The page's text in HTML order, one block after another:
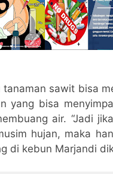
sawit bisa
yang bisa
air. “Jadi
hujan, maka
di kebun Marjandi